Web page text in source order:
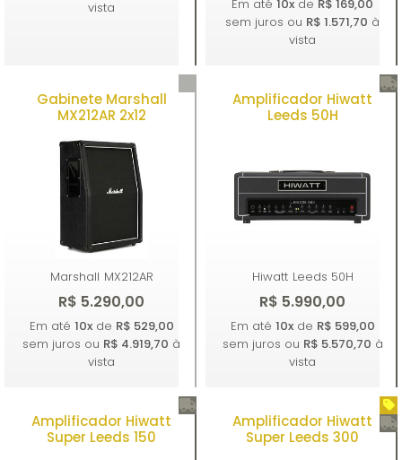
Comprar
vista
Comprar
Em até 10x de R$ 169,00
sem juros ou R$ 1.571,70 à
vista
Gabinete Marshall
MX212AR 2x12
Marshall MX212AR
R$ 5.290,00
Comprar
Em até 10xde R$ 529,00
sem juros ou R$ 4.919,70 à
vista
Amplificador Hiwatt
Leeds 50H
Hiwatt Leeds 50H
R$ 5.990,00
Comprar
Em até 10xde R$ 599,00
sem juros ou R$ 5.570,70 à
vista
Amplificador Hiwatt
Super Leeds 150
Amplificador Hiwatt
Super Leeds 300